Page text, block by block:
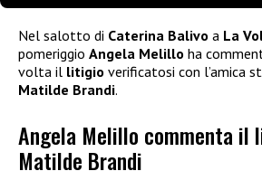
Nel salotto di Caterina Balivo a La
pomeriggio Angela Melillo ha
volta il litigio verificatosi con l’amica
Matilde Brandi.
Angela Melillo commenta il
Matilde Brandi